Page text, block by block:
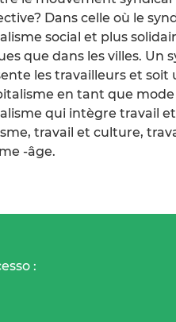
Dans celle où le
social et plus
que dans les villes. Un
les travailleurs et
en tant que
qui intègre travail
travail et culture,
-âge.
: